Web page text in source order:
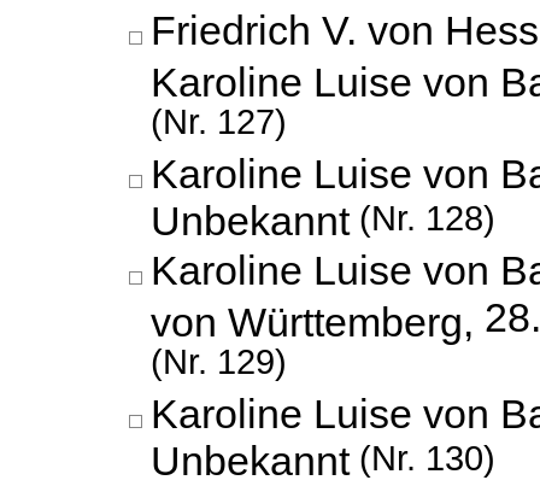
Friedrich V. von
Karoline Luise von
(Nr. 127)
Karoline Luise von
Unbekannt (Nr. 128)
Karoline Luise von
von Württemberg,
(Nr. 129)
Karoline Luise von
Unbekannt (Nr. 130)